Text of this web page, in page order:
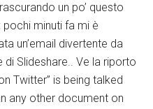
un po’ questo
pochi minuti fa mi è
un’email divertente da
di Slideshare.. Ve la riporto
Twitter” is being talked
any other document on